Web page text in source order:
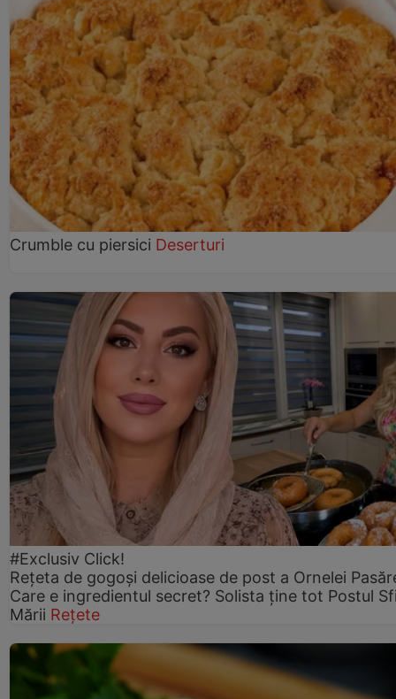
Crumble cu piersici Deserturi
#Exclusiv Click!
Rețeta de gogoşi delicioase de post a Ornelei
Care e ingredientul secret? Solista ține tot Postul
Mării Rețete